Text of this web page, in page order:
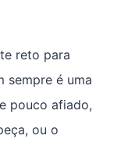
reto para
sempre é uma
pouco afiado,
ou o